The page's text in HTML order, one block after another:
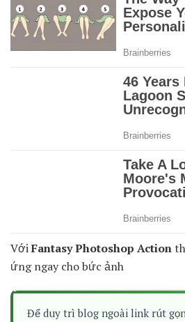
VớiFantasy Photoshop Action
ứng ngay cho bức ảnh
Để duy trì blog ngoài link rút